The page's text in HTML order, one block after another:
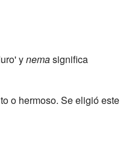
ynemasignifica
o hermoso. Se eligió este